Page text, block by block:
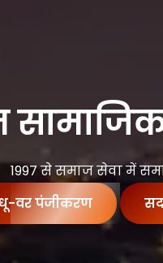
1997 से समाज सेवा में
वर पंजीकरण